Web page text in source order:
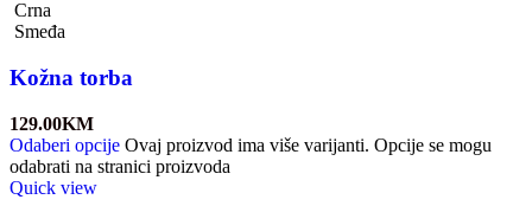
Crna
Smeđa
Kožna torba
129.00KM
Odaberi opcije Ovaj proizvod ima više varijanti. Opcije se mogu
odabrati na stranici proizvoda
Quick view